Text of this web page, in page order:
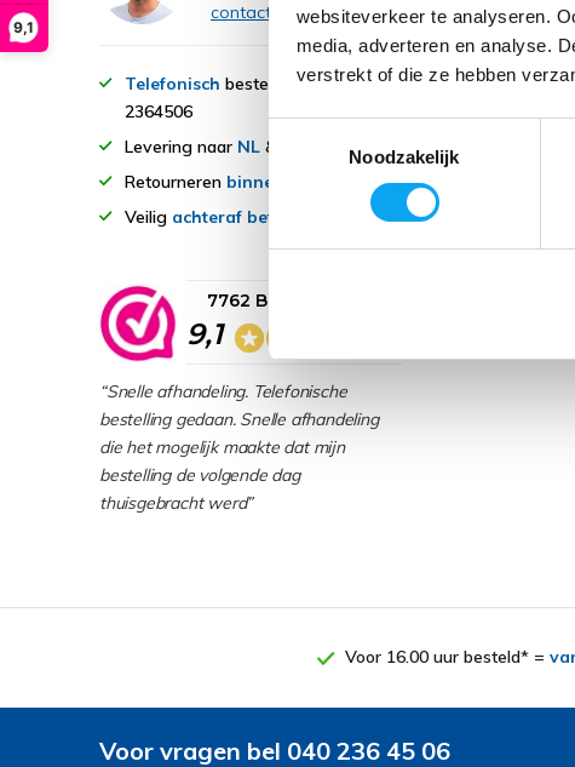
websiteverkeer te analyseren.
media, adverteren en analyse.
verstrekt of die ze hebben
Noodzakelijk
9,1
contact op
Telefonisch bestellen? 040-
2364506
Levering naar NL &
Retourneren binnen 14 dagen
Veilig achteraf betalen
9,1
7762 Beoordelingen
“Snelle afhandeling. Telefonische
bestelling gedaan. Snelle afhandeling
die het mogelijk maakte dat mijn
bestelling de volgende dag
thuisgebracht werd”
Voor 16.00 uur besteld* =
Voor vragen bel 040 236 45 06